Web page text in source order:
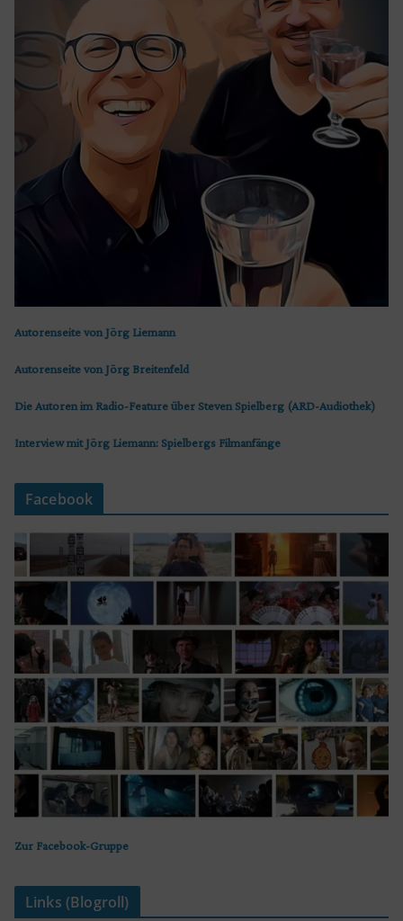
Autorenseite von Jörg Liemann
Autorenseite von Jörg Breitenfeld
Die Autoren im Radio-Feature über Steven Spielberg (ARD-Audiothek)
Interview mit Jörg Liemann: Spielbergs Filmanfänge
Facebook
Zur Facebook-Gruppe
Links (Blogroll)